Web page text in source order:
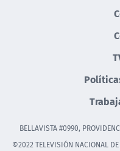
BELLAVISTA #0990,
©2022 TELEVISIÓN NACIONAL DE